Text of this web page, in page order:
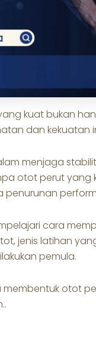
kuat bukan
dan kekuatan
menjaga
otot perut yang
penurunan
cara
jenis latihan
pemula.
otot